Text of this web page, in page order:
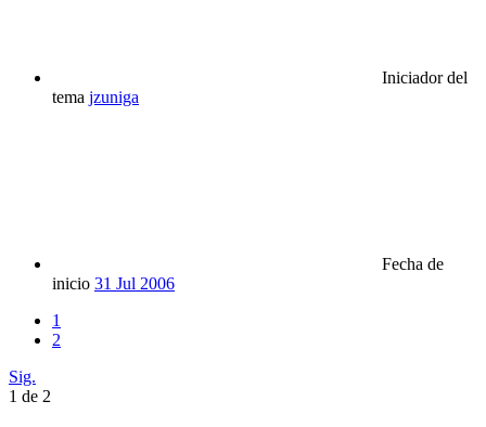
Iniciador del
tema jzuniga
Fecha de
inicio 31 Jul 2006
1
2
Sig.
1 de 2